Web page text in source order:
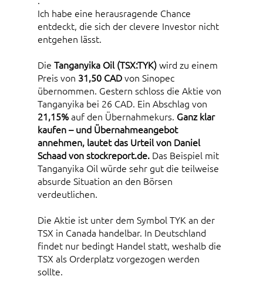
Ich habe eine herausragende Chance
entdeckt, die sich der clevere Investor nicht
entgehen lässt.
Die Tanganyika Oil (TSX:TYK)wird zu einem
Preis von 31,50 CADvon Sinopec
übernommen. Gestern schloss die Aktie von
Tanganyika bei 26 CAD. Ein Abschlag von
21,15%auf den Übernahmekurs. Ganz klar
kaufen – und Übernahmeangebot
annehmen, lautet das Urteil von Daniel
Schaad von stockreport.de. Das Beispiel mit
Tanganyika Oil würde sehr gut die teilweise
absurde Situation an den Börsen
verdeutlichen.
Die Aktie ist unter dem Symbol TYK an der
TSX in Canada handelbar. In Deutschland
findet nur bedingt Handel statt, weshalb die
TSX als Orderplatz vorgezogen werden
sollte.